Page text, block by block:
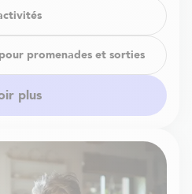
promenades et sorties
plus